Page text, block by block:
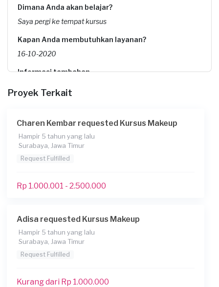
Dimana Anda akan belajar?
Saya pergi ke tempat kursus
Kapan Anda membutuhkan layanan?
16-10-2020
Informasi tambahan
Berapa budget total untuk layanan ini?
Proyek Terkait
Charen Kembar requested Kursus Makeup
Hampir 5 tahun yang lalu
Surabaya, Jawa Timur
Request Fulfilled
Rp 1.000.001 - 2.500.000
Adisa requested Kursus Makeup
Hampir 5 tahun yang lalu
Surabaya, Jawa Timur
Request Fulfilled
Kurang dari Rp 1.000.000